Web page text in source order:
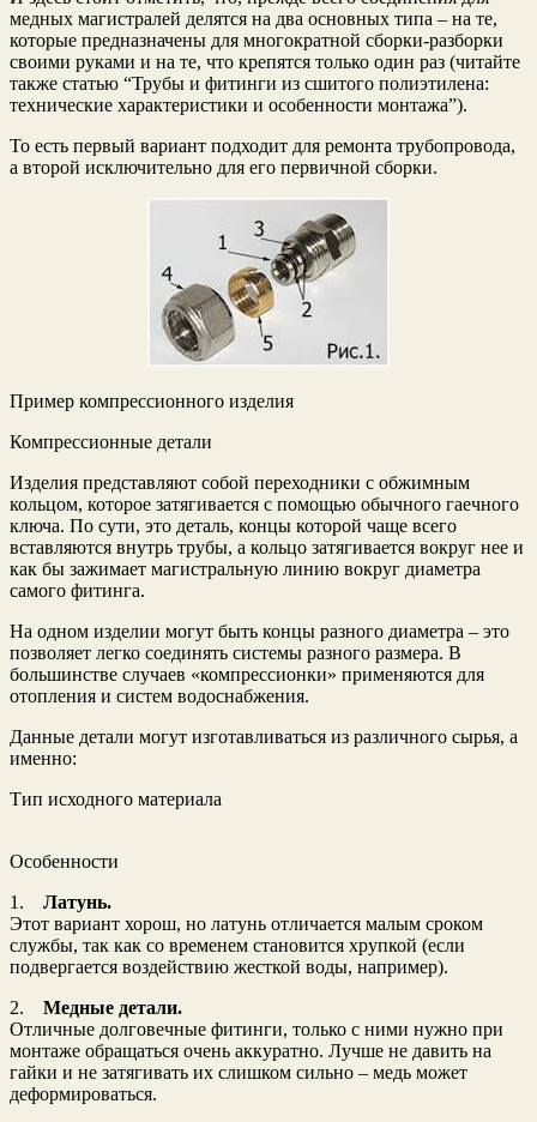
медных магистралей делятся на два основных типа – на те,
которые предназначены для многократной сборки-разборки
своими руками и на те, что крепятся только один раз (читайте
также статью “Трубы и фитинги из сшитого полиэтилена:
технические характеристики и особенности монтажа”).
То есть первый вариант подходит для ремонта трубопровода,
а второй исключительно для его первичной сборки.
Пример компрессионного изделия
Компрессионные детали
Изделия представляют собой переходники с обжимным
кольцом, которое затягивается с помощью обычного гаечного
ключа. По сути, это деталь, концы которой чаще всего
вставляются внутрь трубы, а кольцо затягивается вокруг нее и
как бы зажимает магистральную линию вокруг диаметра
самого фитинга.
На одном изделии могут быть концы разного диаметра – это
позволяет легко соединять системы разного размера. В
большинстве случаев «компрессионки» применяются для
отопления и систем водоснабжения.
Данные детали могут изготавливаться из различного сырья, а
именно:
Тип исходного материала
Особенности
1. Латунь.
Этот вариант хорош, но латунь отличается малым сроком
службы, так как со временем становится хрупкой (если
подвергается воздействию жесткой воды, например).
2. Медные детали.
Отличные долговечные фитинги, только с ними нужно при
монтаже обращаться очень аккуратно. Лучше не давить на
гайки и не затягивать их слишком сильно – медь может
деформироваться.